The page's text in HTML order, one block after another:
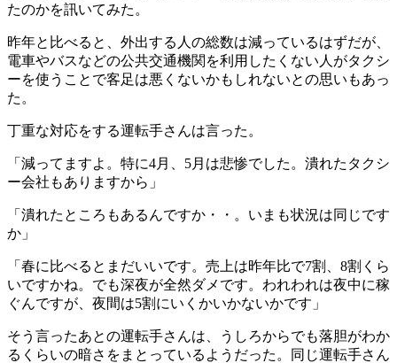
たのかを訊いてみた。
昨年と比べると、外出する人の総数は減っているはずだが、
電車やバスなどの公共交通機関を利用したくない人がタクシ
ーを使うことで客足は悪くないかもしれないとの思いもあっ
た。
丁重な対応をする運転手さんは言った。
「減ってますよ。特に4月、5月は悲惨でした。潰れたタクシ
ー会社もありますから」
「潰れたところもあるんですか・・。いまも状況は同じです
か」
「春に比べるとまだいいです。売上は昨年比で7割、8割くら
いですかね。でも深夜が全然ダメです。われわれは夜中に稼
ぐんですが、夜間は5割にいくかいかないかです」
そう言ったあとの運転手さんは、うしろからでも落胆がわか
るくらいの暗さをまとっているようだった。同じ運転手さん